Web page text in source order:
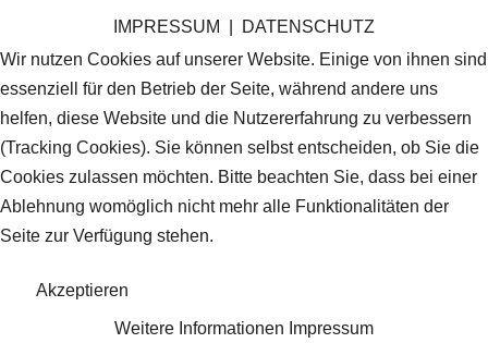
IMPRESSUM
DATENSCHUTZ
Wir nutzen Cookies auf unserer Website. Einige von ihnen sind
essenziell für den Betrieb der Seite, während andere uns
helfen, diese Website und die Nutzererfahrung zu verbessern
(Tracking Cookies). Sie können selbst entscheiden, ob Sie die
Cookies zulassen möchten. Bitte beachten Sie, dass bei einer
Ablehnung womöglich nicht mehr alle Funktionalitäten der
Seite zur Verfügung stehen.
Akzeptieren
Weitere Informationen Impressum